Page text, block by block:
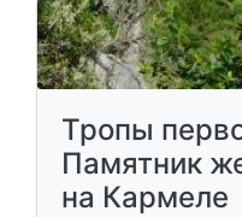
Тропы
Памятник
на Кармеле